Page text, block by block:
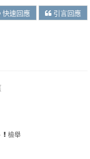
快速回應 引言回應
檢舉